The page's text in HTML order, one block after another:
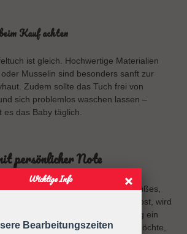
Kauf achten
ist gleich. Hochwertige Materialien
Musselin sind besonders sanft zur
Zudem sollte das Tuch frei von
sich problemlos waschen lassen –
es das Baby täglich.
persönlicher Note
mit Namenist nicht nur ein süßes,
Geschenk. Es schenkt Trost, wird
und bleibt oft über Jahre hinweg ein
Wer etwas verschenken möchte,
Wichtige Info
Bearbeitungszeiten